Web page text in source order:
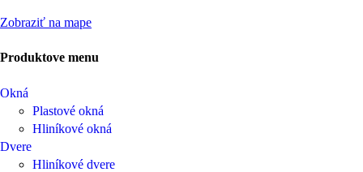
Zobraziť na mape
Produktove menu
Okná
Plastové okná
Hliníkové okná
Dvere
Hliníkové dvere